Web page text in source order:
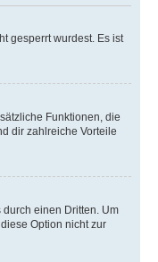
gesperrt wurdest. Es ist
Funktionen, die
dir zahlreiche Vorteile
einen Dritten. Um
Option nicht zur